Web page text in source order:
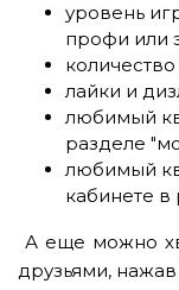
уровень
профи или
лайки и
любимый
разделе
любимый
кабинете в
А еще можно
друзьями, нажав